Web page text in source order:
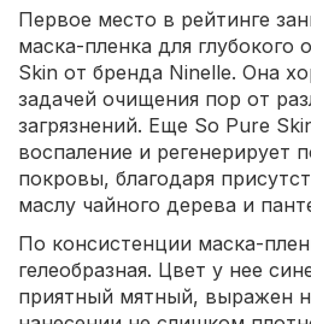
Первое место в рейтинге
маска-пленка для глубокого
Skin от бренда Ninelle. Она
задачей очищения пор от
загрязнений. Еще So Pure
воспаление и регенерирует
покровы, благодаря
маслу чайного дерева и
По консистенции маска-
гелеобразная. Цвет у нее
приятный мятный, выражен